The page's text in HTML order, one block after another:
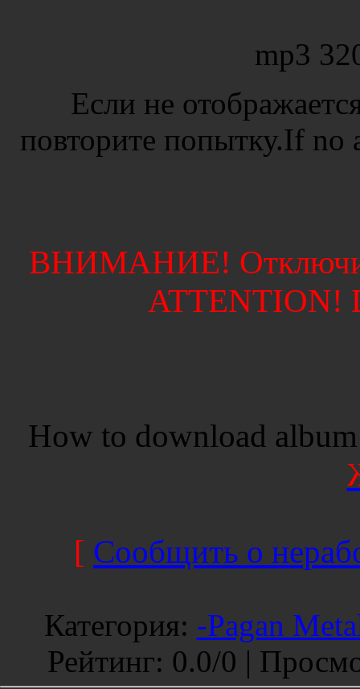
mp3
Если не
повторите попытку.If
ВНИМАНИЕ!
ATTENTION!
How to download
[ Сообщить о
Категория: -Pagan
Рейтинг: 0.0/0 |